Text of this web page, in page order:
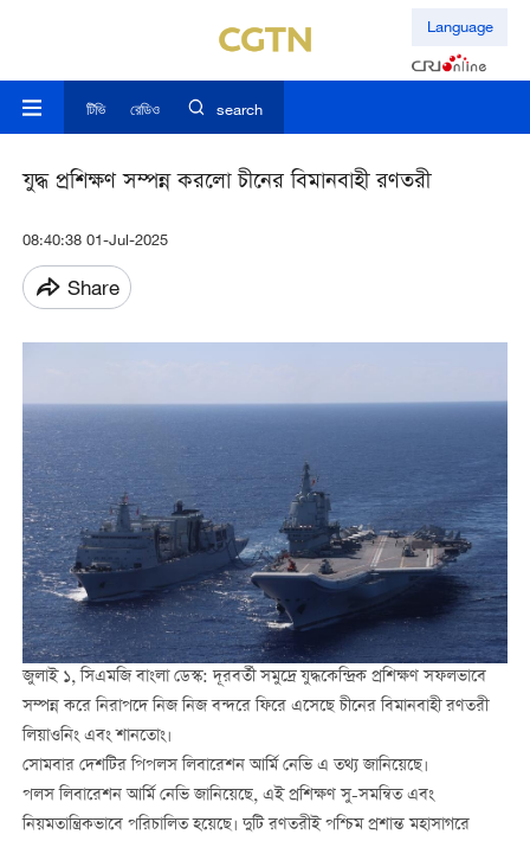
Language
টিভি রেডিও search
যুদ্ধ প্রশিক্ষণ সম্পন্ন করলো চীনের বিমানবাহী রণতরী
08:40:38 01-Jul-2025
Share
জুলাই ১, সিএমজি বাংলা ডেস্ক: দূরবর্তী সমুদ্রে যুদ্ধকেন্দ্রিক প্রশিক্ষণ সফলভাবে
সম্পন্ন করে নিরাপদে নিজ নিজ বন্দরে ফিরে এসেছে চীনের বিমানবাহী রণতরী
লিয়াওনিং এবং শানতোং।
সোমবার দেশটির পিপলস লিবারেশন আর্মি নেভি এ তথ্য জানিয়েছে।
পলস লিবারেশন আর্মি নেভি জানিয়েছে, এই প্রশিক্ষণ সু-সমন্বিত এবং
নিয়মতান্ত্রিকভাবে পরিচালিত হয়েছে। দুটি রণতরীই পশ্চিম প্রশান্ত মহাসাগরে